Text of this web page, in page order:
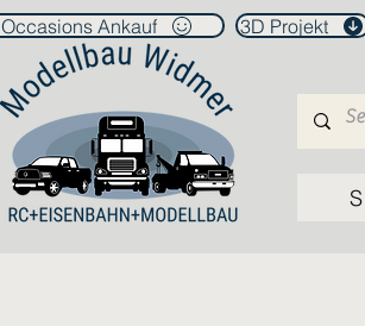
Occasions Ankauf 3D Projekt